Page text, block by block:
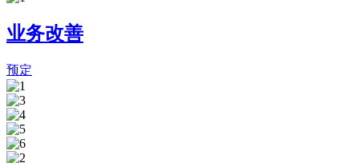
业务改善
预定